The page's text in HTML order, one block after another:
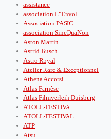
assistance
association L"Envol
Association PASIC
association SineQuaNon
Aston Martin
Astrid Busch
Astro Royal
Atelier Rare & Exceptionnel
Athena Accorsi
Atlas Farnèse
Atlas Filmverleih Duisburg
ATOLL-FESTIVA
ATOLL-FESTIVAL
ATP
Atsu